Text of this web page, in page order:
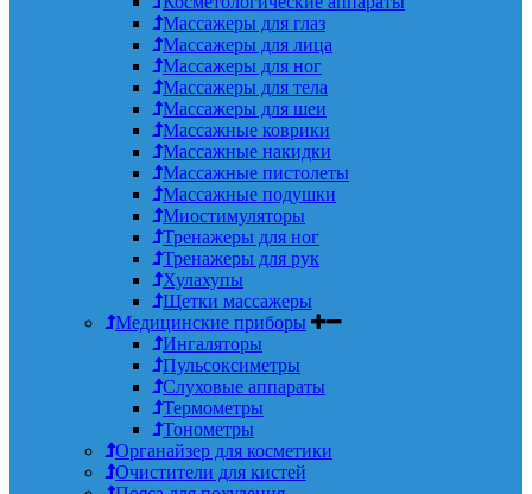
Массажеры для глаз
Массажеры для лица
Массажеры для ног
Массажеры для тела
Массажеры для шеи
Массажные коврики
Массажные накидки
Массажные пистолеты
Массажные подушки
Миостимуляторы
Тренажеры для ног
Тренажеры для рук
Хулахупы
Щетки массажеры
Медицинские приборы
Ингаляторы
Пульсоксиметры
Слуховые аппараты
Термометры
Тонометры
Органайзер для косметики
Очистители для кистей